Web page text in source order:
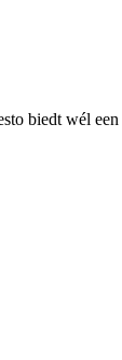
biedt wél een